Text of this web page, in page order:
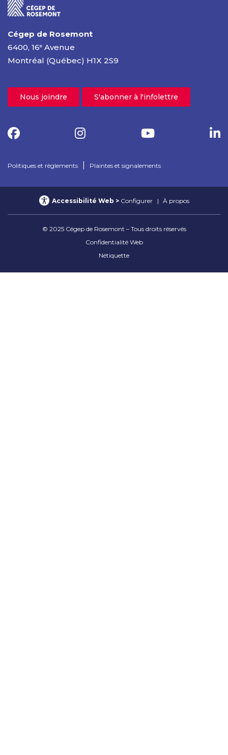
Cégep de Rosemont
6400, 16e Avenue
Montréal (Québec) H1X 2S9
Nous joindre S'abonner à l'infolettre
Politiques et règlements Plaintes et signalements
© 2025 Cégep de Rosemont – Tous droits réservés
Confidentialité Web
Nétiquette
Accessibilité Web Configurer À propos